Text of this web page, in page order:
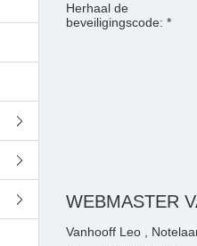
Herhaal de
beveiligingscode: *
WEBMASTER
Vanhooff Leo ,